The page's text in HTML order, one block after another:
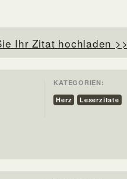
Ihr Zitat hochladen >>
KATEGORIEN:
Herz
Leserzitate